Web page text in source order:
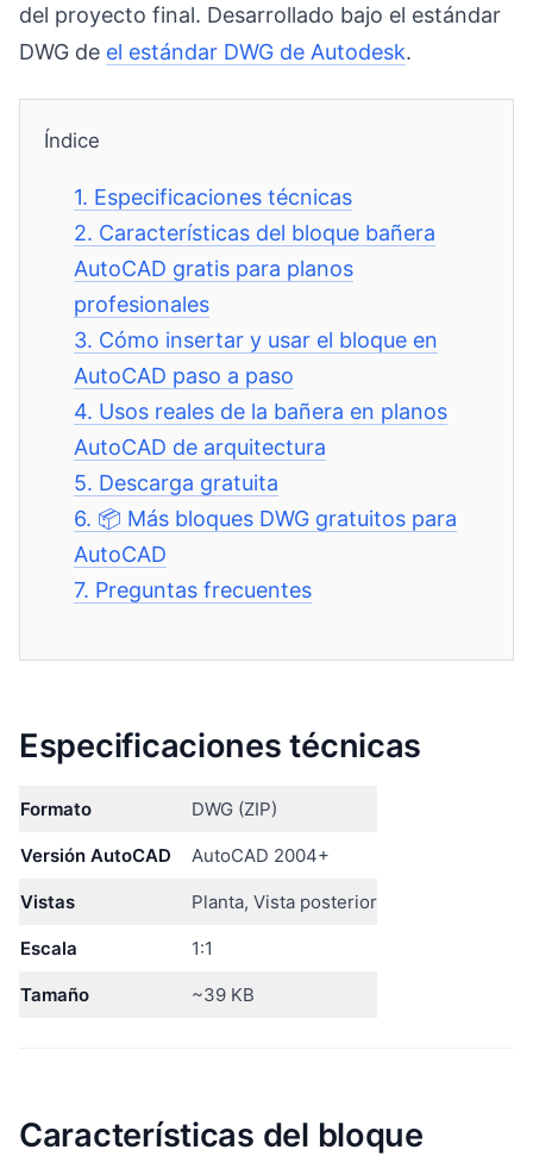
del proyecto final. Desarrollado bajo el estándar
DWG de el estándar DWG de Autodesk.
Índice
1. Especificaciones técnicas
2. Características del bloque bañera
AutoCAD gratis para planos
profesionales
3. Cómo insertar y usar el bloque en
AutoCAD paso a paso
4. Usos reales de la bañera en planos
AutoCAD de arquitectura
5. Descarga gratuita
6. 📦 Más bloques DWG gratuitos para
AutoCAD
7. Preguntas frecuentes
Especificaciones técnicas
Formato DWG (ZIP)
Versión AutoCAD AutoCAD 2004+
Vistas Planta, Vista posterior
Escala 1:1
Tamaño ~39 KB
Características del bloque